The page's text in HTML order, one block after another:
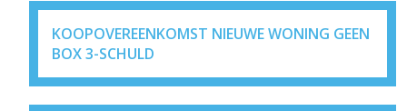
KOOPOVEREENKOMST NIEUWE WONING GEEN
BOX 3-SCHULD